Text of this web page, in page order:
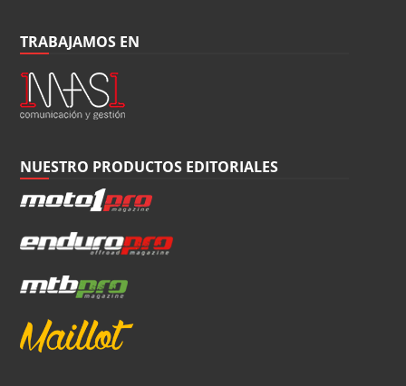
TRABAJAMOS EN
NUESTRO PRODUCTOS EDITORIALES